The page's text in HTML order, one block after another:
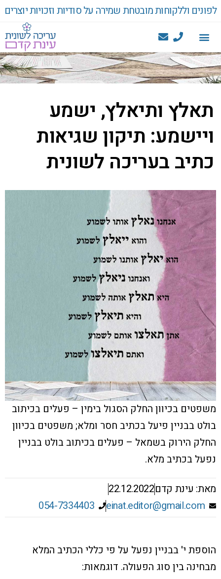
לפונים וללקוחות מובטחת שמירה על סודיות וזכויות יוצרים
תאלץ ותיאלץ, ישמע
ויישמע: תיקון שגיאות
כתיב בעריכה לשונית
משפטים בכיוון החלק הסגול בימין – פעלים בכיתוב
בולט בבניין פיעל בכתיב חסר ומלא; משפטים בכיוון
החלק הירוק בשמאל – פעלים בכיתוב בולט בבניין
נפעל בכתיב מלא.
מאת: עינת קדם22.12.2022
einat.editor@gmail.com
054-7334403
הוספת י' בבניין נפעל על פי כללי הכתיב המלא
מבחינה בין סוג הפעולה. דוגמאות: